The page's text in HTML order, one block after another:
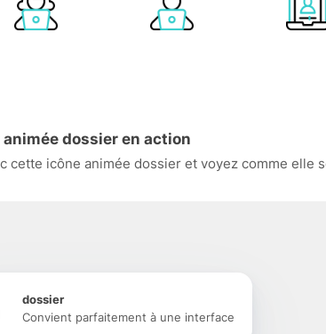
dossier en action
cette icône animée dossier et voyez comme
dossier
Convient parfaitement à une interface